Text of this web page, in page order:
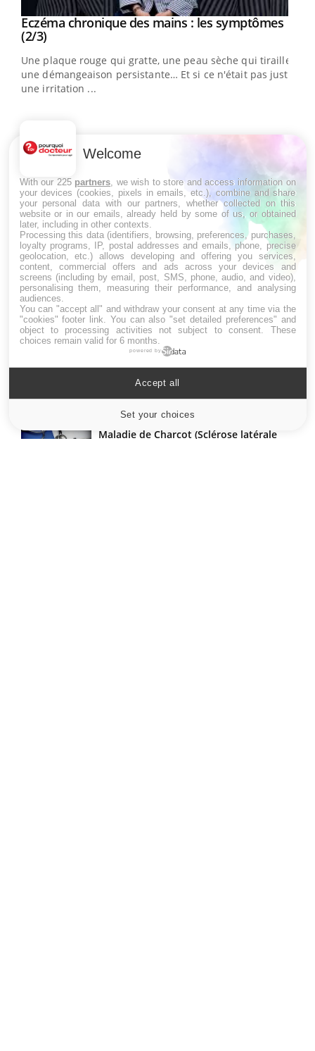
Youtube
Eczéma chronique des mains : les symptômes
(2/3)Youtube
Une plaque rouge qui gratte, une peau sèche qui tiraille,
une démangeaison persistante… Et si ce n'était pas juste
une irritation ...
LES MALADIES
Hypotension orthostatique : quand la
pression artérielle chute au lever
Drépanocytose : une déformation des
globules rouges aux conséquences
Maladie de Charcot (Sclérose latérale
Welcome
With our 225 partners , we wish to store and access information on
your devices (cookies, pixels in emails, etc.), combine and share
your personal data with our partners, whether collected on this
website or in our emails, already held by some of us, or obtained
later, including in other contexts.
Processing this data (identifiers, browsing, preferences, purchases,
loyalty programs, IP, postal addresses and emails, phone, precise
geolocation, etc.) allows developing and offering you services,
content, commercial offers and ads across your devices and
screens (including by email, post, SMS, phone, audio, and video),
personalising them, measuring their performance, and analysing
audiences.
You can "accept all" and withdraw your consent at any time via the
"cookies" footer link . You can also "set detailed preferences" and
object to processing activities not subject to consent. These
choices remain valid for 6 months.
powered by
Set your choices
Accept all